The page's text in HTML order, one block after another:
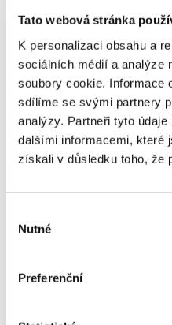
Tato webová stránka
K personalizaci obsahu a
sociálních médií a analýze
soubory cookie. Informace
sdílíme se svými partnery
analýzy. Partneři tyto
dalšími informacemi, které
získali v důsledku toho, že
souhlasu
Nutné
Preferenční
vyplácejí část svého zisku
vašim úsporám nebo
udržet životní standard.
Dalším zajímavým
zajištění klidného stáří, je
(Exchange Traded Funds).
širokou diverzifikaci a jsou
začátečníky, tak pro
i během ekonomických
protiinflačních dluhopisů.
stabilní výnos a ochranu